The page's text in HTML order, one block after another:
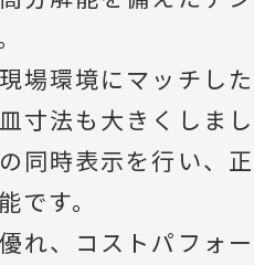
場環境にマッチし
寸法も大きくしま
同時表示を行い、
です。
れ、コストパフォ